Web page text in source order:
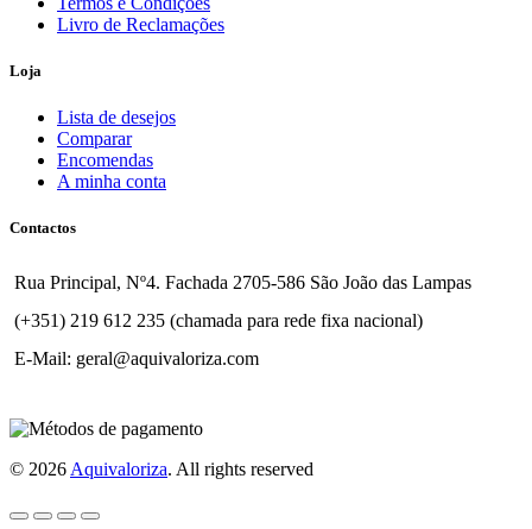
Livro de Reclamações
Loja
Lista de desejos
Comparar
Encomendas
A minha conta
Contactos
Rua Principal, Nº4. Fachada 2705-586 São João das Lampas
(+351) 219 612 235 (chamada para rede fixa nacional)
E-Mail: geral@aquivaloriza.com
© 2026 Aquivaloriza. All rights reserved